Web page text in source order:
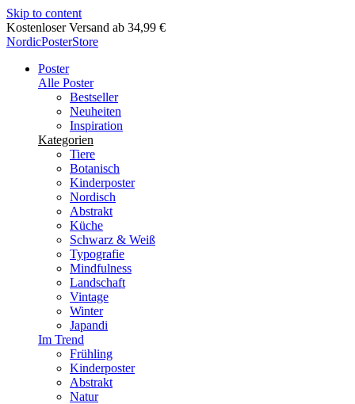
Skip to content
Lieferung in 2-5 Werktagen
NordicPosterStore
Poster
Alle Poster
Bestseller
Neuheiten
Inspiration
Kategorien
Tiere
Botanisch
Kinderposter
Nordisch
Abstrakt
Küche
Schwarz & Weiß
Typografie
Mindfulness
Landschaft
Vintage
Winter
Japandi
Im Trend
Frühling
Kinderposter
Abstrakt
Natur